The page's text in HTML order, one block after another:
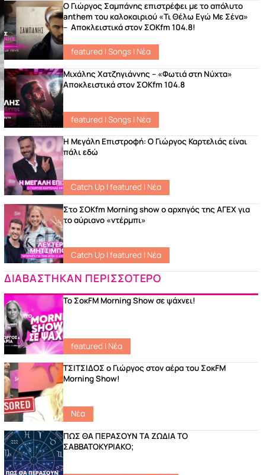
Ο Γιώργος Σαμπάνης επιστρέφει με το απόλυτο
anthem του καλοκαιριού «Τι Θέλω Εγώ Με Σένα»
– Αποκλειστικά στον ΣΟΚfm 104.8!
featured |Songs | Νέα
Μιχάλης Χατζηγιάννης – «Φωτιά στη Νύχτα»
Αποκλειστικά στον ΣΟΚfm 104.8
featured |Songs | Νέα
Η Μεγάλη Επιστροφή: Ο Γιώργος Καρτελιάς είναι
πάλι εδώ
Catch Up |featured | Νέα
Στο ΣΟKfm Morning show ο αρχηγός της ΑΓΕΧ για
το αύριανο «ντέρμπι»
Catch Up |featured | Νέα
ΔΙΑΒΑΣΤΗΚΑΝ ΠΕΡΙΣΣΟΤΕΡΟ
Το ΣοκFM Morning Show σε ψάχνει!
featured | Νέα
ΤΣΙΤΣΙΔΟΣ ο Γιώργος στον αέρα του ΣοκFM
Morning Show!
Νέα
ΠΩΣ ΘΑ ΠΕΡΑΣΟΥΝ ΤΑ ΖΩΔΙΑ ΤΟ
ΣΑΒΒΑΤΟΚΥΡΙΑΚΟ;